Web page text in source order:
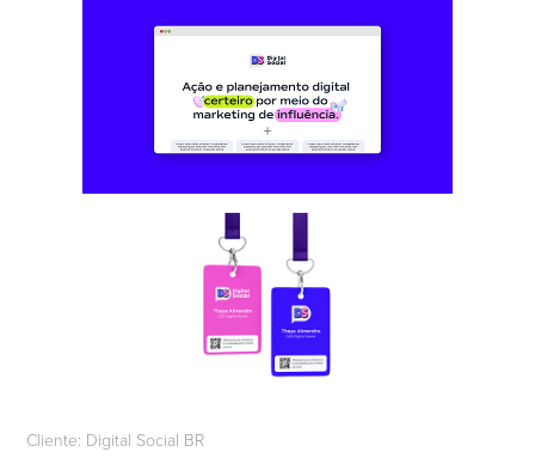
Cliente: Digital Social BR